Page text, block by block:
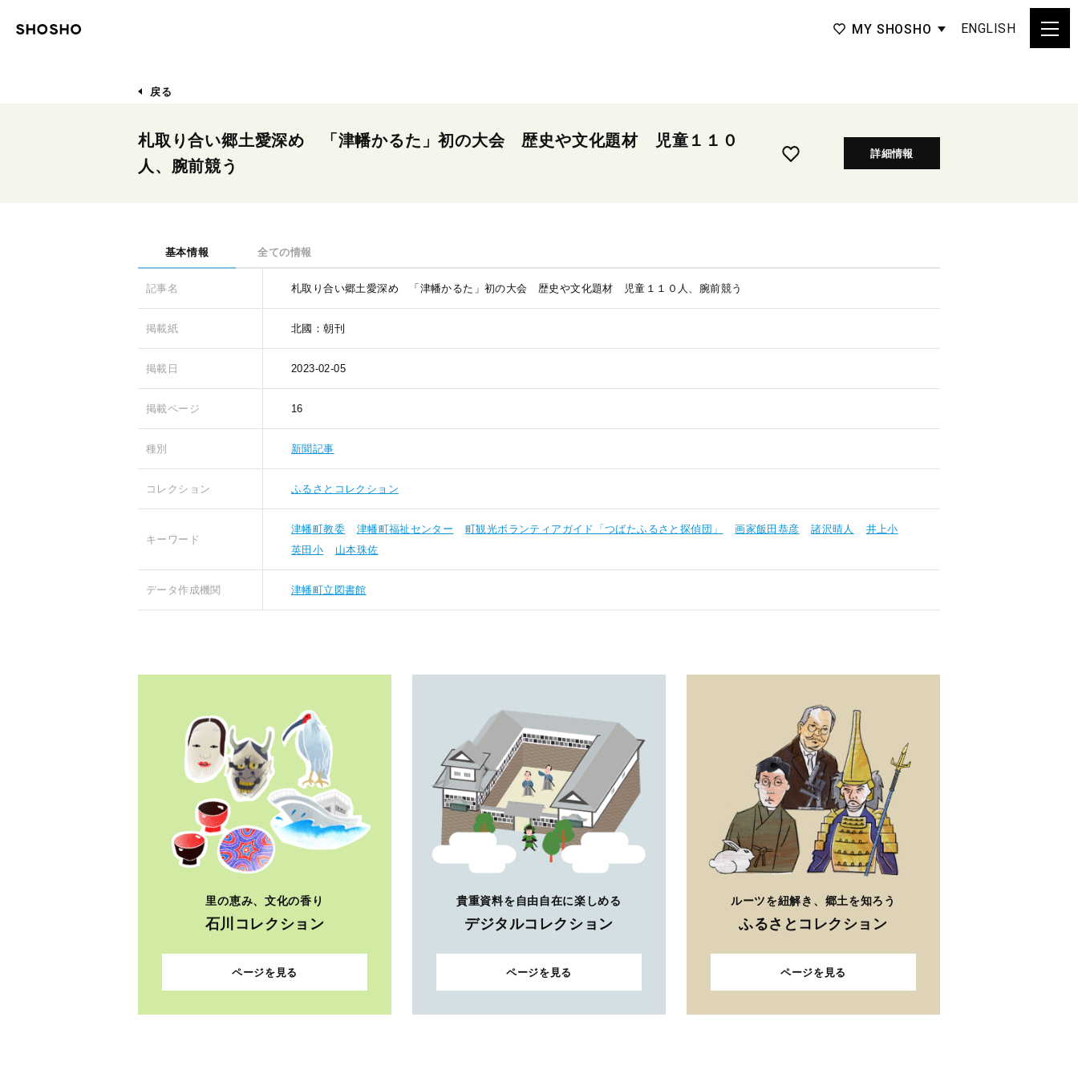
MY SHOSHO ENGLISH
戻る
札取り合い郷土愛深め 「津幡かるた」初の大会 歴史や文化題材 児童１１０
人、腕前競う
詳細情報
基本情報 全ての情報
記事名 札取り合い郷土愛深め 「津幡かるた」初の大会 歴史や文化題材 児童１１０人、腕前競う
掲載紙 北國：朝刊
掲載日 2023-02-05
掲載ページ 16
種別 新聞記事
コレクション ふるさとコレクション
キーワード
津幡町教委 津幡町福祉センター 町観光ボランティアガイド「つばたふるさと探偵団」 画家飯田恭彦 諸沢晴人
井上小
英田小
山本珠佐
データ作成機関 津幡町立図書館
里の恵み、文化の香り
石川コレクション
ページを見る
貴重資料を自由自在に楽しめる
デジタルコレクション
ページを見る
ルーツを紐解き、郷土を知ろう
ふるさとコレクション
ページを見る